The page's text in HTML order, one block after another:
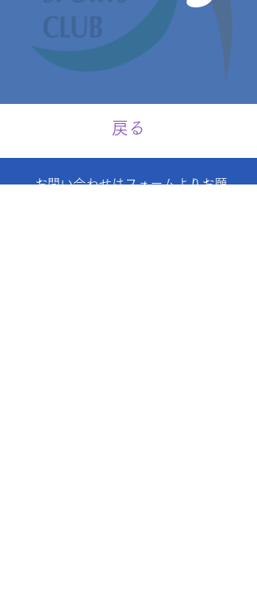
戻る
お問い合わせはフォームよりお願